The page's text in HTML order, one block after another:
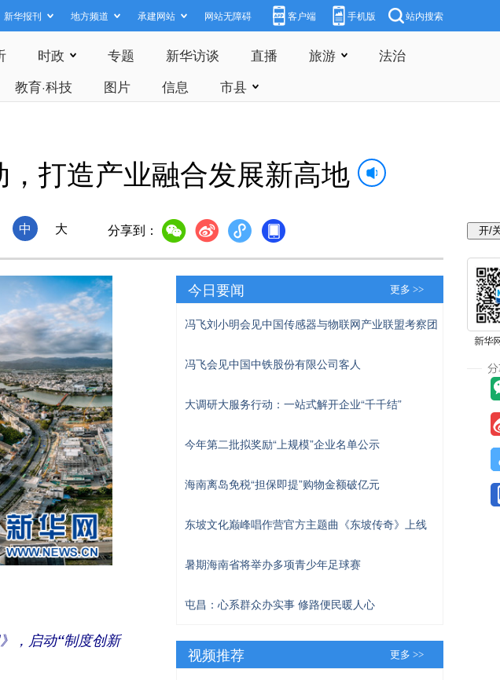
新华报刊 地方频道 承建网站 网站无障碍 客户端 手机版 站内搜索
时政 专题 新华访谈 直播 旅游
法治
教育·科技 图片 信息 市县
打造产业融合发展新高地
中 大 分享到：
，启动“制度创新
今日要闻 更多 >>
冯飞刘小明会见中国传感器与物联网产业联盟考察团
冯飞会见中国中铁股份有限公司客人
大调研大服务行动：一站式解开企业“千千结”
今年第二批拟奖励“上规模”企业名单公示
海南离岛免税“担保即提”购物金额破亿元
东坡文化巅峰唱作营官方主题曲《东坡传奇》上线
暑期海南省将举办多项青少年足球赛
屯昌：心系群众办实事 修路便民暖人心
视频推荐 更多 >>